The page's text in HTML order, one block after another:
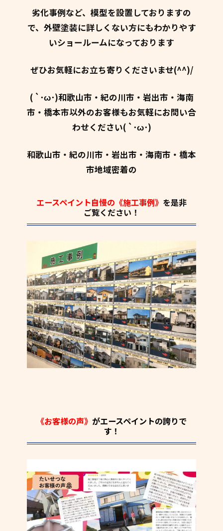
劣化事例など、模型を設置しておりますの
で、外壁塗装に詳しくない方にもわかりやす
いショールームになっております
ぜひお気軽にお立ち寄りくださいませ(^^)/
( `･ω･)和歌山市・紀の川市・岩出市・海南
市・橋本市以外のお客様もお気軽にお問い合
わせください( `･ω･)
和歌山市・紀の川市・岩出市・海南市・橋本
市地域密着の
エースペイント自慢の《施工事例》 を是非
ご覧ください！
《お客様の声》 がエースペイントの誇りで
す！